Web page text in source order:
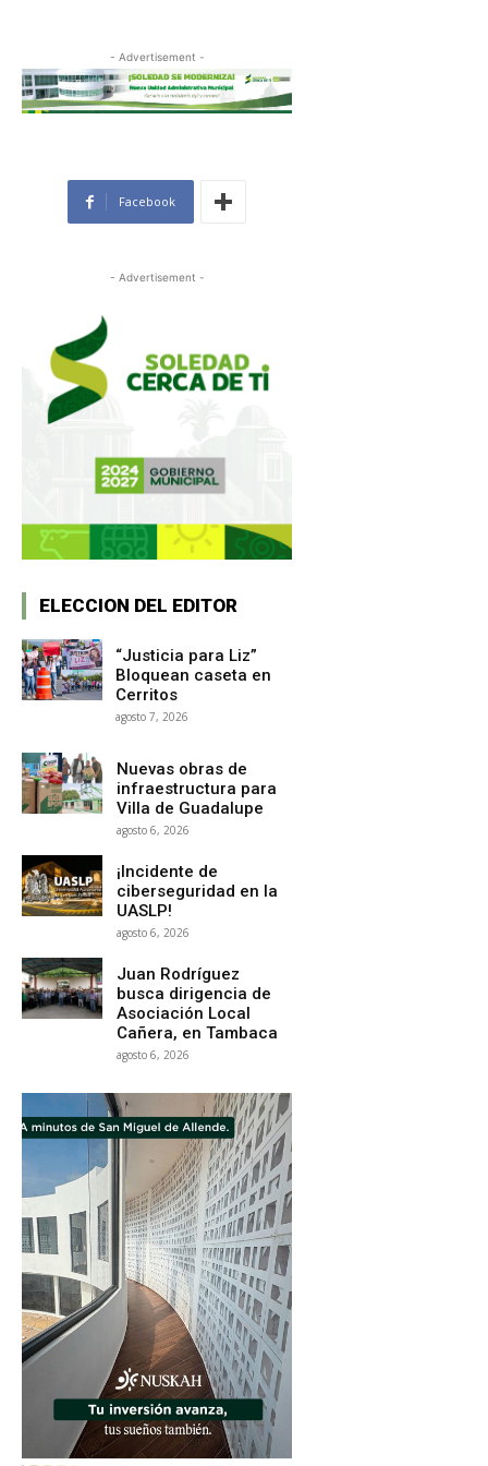
- Advertisement -
Facebook
- Advertisement -
ELECCION DEL EDITOR
“Justicia para Liz”
Bloquean caseta en
Cerritos
agosto 7, 2026
Nuevas obras de
infraestructura para
Villa de Guadalupe
agosto 6, 2026
¡Incidente de
ciberseguridad en la
UASLP!
agosto 6, 2026
Juan Rodríguez
busca dirigencia de
Asociación Local
Cañera, en Tambaca
agosto 6, 2026